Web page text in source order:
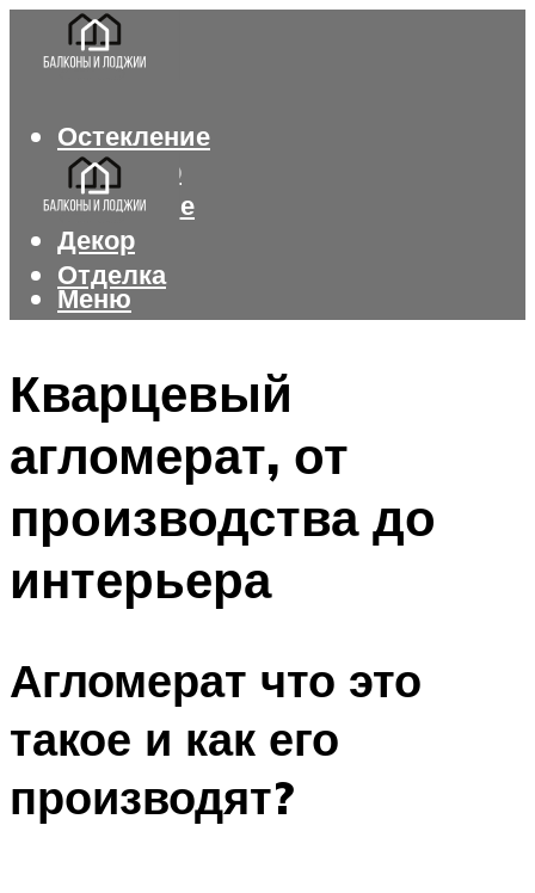
Остекление
Интерьер
Утепление
Декор
Отделка
Меню
Кварцевый
агломерат, от
производства до
интерьера
Агломерат что это
такое и как его
производят?